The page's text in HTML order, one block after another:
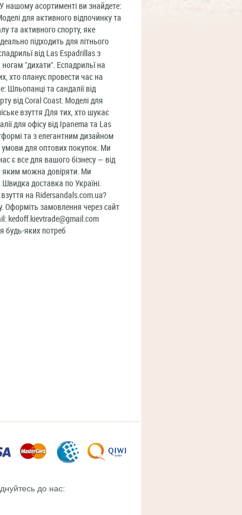
нашому асортименті ви знайдете:
для активного відпочинку та
та активного спорту, яке
підходить для літнього
від Las Espadrillas з
"дихати". Еспадрильї на
хто планує провести час на
Шльопанці та сандалії від
від Coral Coast. Моделі для
взуття Для тих, хто шукає
для офісу від Ipanema та Las
та з елегантним дизайном
умови для оптових покупок. Ми
є все для вашого бізнесу — від
яким можна довіряти. Ми
Швидка доставка по Україні.
на Ridersandals.com.ua?
Оформіть замовлення через сайт
kedoff.kievtrade@gmail.com
будь-яких потреб
до нас: